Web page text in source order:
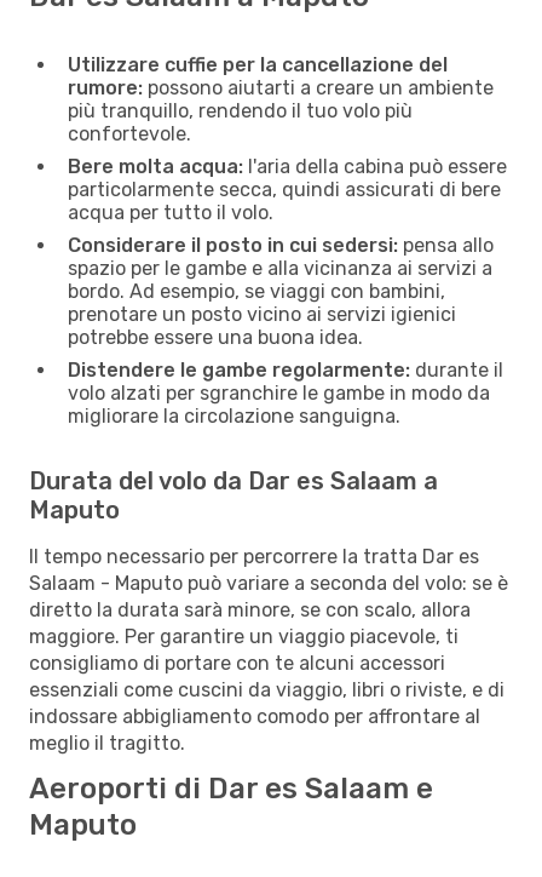
Utilizzare cuffie per la cancellazione del
rumore: possono aiutarti a creare un ambiente
più tranquillo, rendendo il tuo volo più
confortevole.
Bere molta acqua: l'aria della cabina può essere
particolarmente secca, quindi assicurati di bere
acqua per tutto il volo.
Considerare il posto in cui sedersi: pensa allo
spazio per le gambe e alla vicinanza ai servizi a
bordo. Ad esempio, se viaggi con bambini,
prenotare un posto vicino ai servizi igienici
potrebbe essere una buona idea.
Distendere le gambe regolarmente: durante il
volo alzati per sgranchire le gambe in modo da
migliorare la circolazione sanguigna.
Durata del volo da Dar es Salaam a
Maputo
Il tempo necessario per percorrere la tratta Dar es
Salaam - Maputo può variare a seconda del volo: se è
diretto la durata sarà minore, se con scalo, allora
maggiore. Per garantire un viaggio piacevole, ti
consigliamo di portare con te alcuni accessori
essenziali come cuscini da viaggio, libri o riviste, e di
indossare abbigliamento comodo per affrontare al
meglio il tragitto.
Aeroporti di Dar es Salaam e
Maputo